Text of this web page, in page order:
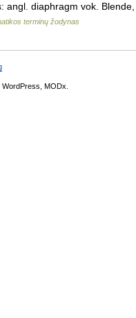
diaphragm vok. Blende,
terminų žodynas
WordPress, MODx.